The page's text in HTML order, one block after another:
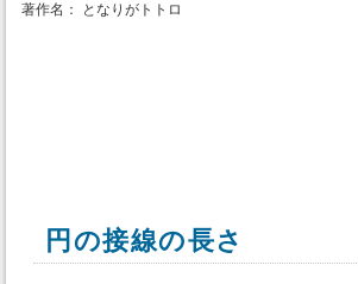
著作名： となりがトトロ
円の接線の長さ